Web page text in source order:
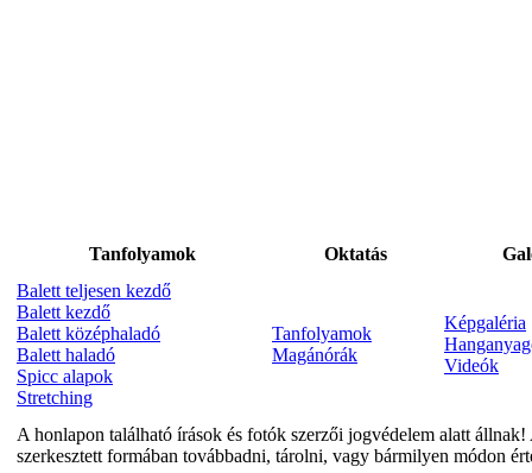
Tanfolyamok Oktatás
Balett teljesen kezdő
Balett kezdő
Balett középhaladó
Balett haladó
Spicc alapok
Stretching
Tanfolyamok
Magánórák
Képgaléria
Videók
A honlapon található írások és fotók szerzői jogvédelem alatt
szerkesztett formában továbbadni, tárolni, vagy bármilyen módon